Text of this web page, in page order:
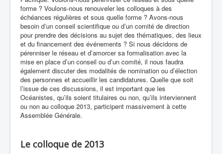
forme ? Voulons-nous renouveler les colloques à des
échéances régulières et sous quelle forme ? Avons-nous
besoin d’un conseil scientifique ou d’un comité de direction
pour prendre des décisions au sujet des thématiques, des lieux
et du financement des événements ? Si nous décidons de
pérenniser le réseau et d’amorcer sa formalisation avec la
mise en place d’un conseil ou d’un comité, il nous faudra
également discuter des modalités de nomination ou d’élection
des personnes et accueillir les candidatures. Quelle que soit
l’issue de ces discussions, il est important que les
Océanistes, qu’ils soient titulaires ou non, qu’ils interviennent
ou non au colloque 2013, participent massivement à cette
Assemblée Générale.
Le colloque de 2013